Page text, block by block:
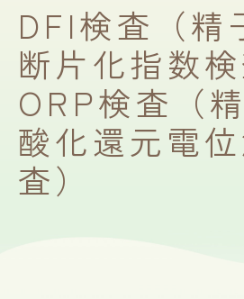
DFI検査（精
断片化指数検
ORP検査（
酸化還元電
査）